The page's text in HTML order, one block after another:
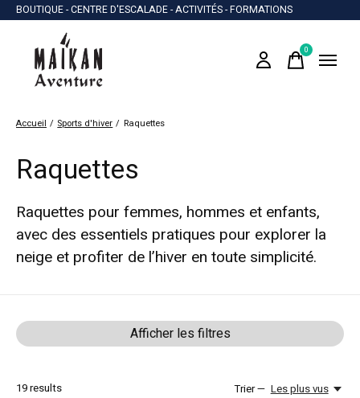
BOUTIQUE - CENTRE D'ESCALADE - ACTIVITÉS - FORMATIONS
0items
Accueil / Sports d'hiver / Raquettes
Raquettes
Raquettes pour femmes, hommes et enfants,
avec des essentiels pratiques pour explorer la
neige et profiter de l’hiver en toute simplicité.
Afficher les filtres
19results Trier — Les plus vus